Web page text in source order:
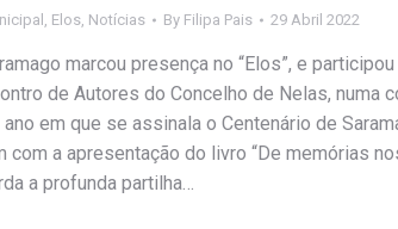
, Elos, Notícias By Filipa Pais 29 Abril 2022
marcou presença no “Elos”, e
de Autores do Concelho de Nelas, numa
em que se assinala o Centenário de
com a apresentação do livro “De memórias
a profunda partilha…